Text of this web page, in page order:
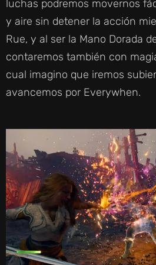
luchas podremos movernos
y aire sin detener la acción
Rue, y al ser la Mano Dorada
contaremos también con
cual imagino que iremos
avancemos por Everywhen.